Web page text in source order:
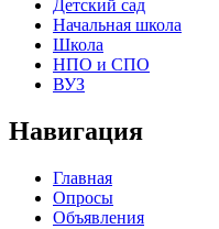
Детский сад
Начальная школа
Школа
НПО и СПО
ВУЗ
Навигация
Главная
Опросы
Объявления